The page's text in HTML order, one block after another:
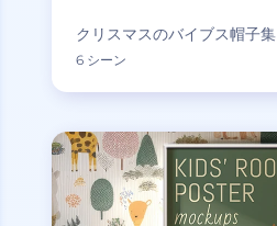
クリスマスのバイブス帽子集
6 シーン